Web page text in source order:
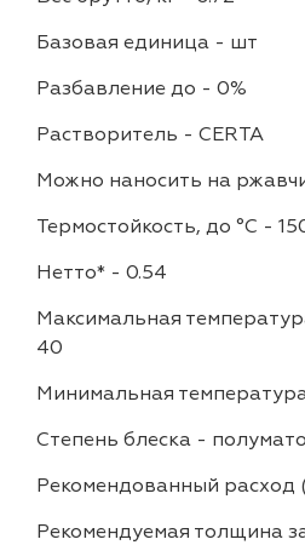
Базовая единица - шт
Разбавление до - 0%
Растворитель - CERTA
Можно наносить на
Термостойкость, до °C -
Нетто* - 0.54
Максимальная
40
Минимальная
Степень блеска -
Рекомендованный расход
Рекомендуемая толщина